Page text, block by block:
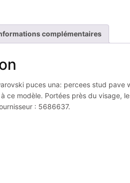
complémentaires
puces una: percees stud
ce modèle. Portées près du visage,
: 5686637.